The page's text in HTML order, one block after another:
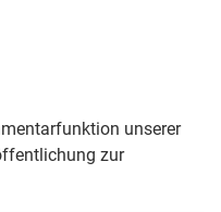
unserer
zur